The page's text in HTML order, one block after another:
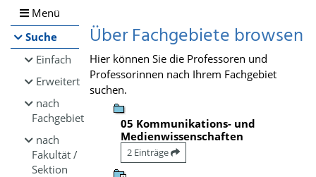
Menü
Suche
Einfach
Erweitert
nach
Fachgebiet
nach
Fakultät /
Sektion
Über Fachgebiete browsen
Hier können Sie die Professoren und
Professorinnen nach Ihrem Fachgebiet
suchen.
05 Kommunikations- und
Medienwissenschaften
2 Einträge